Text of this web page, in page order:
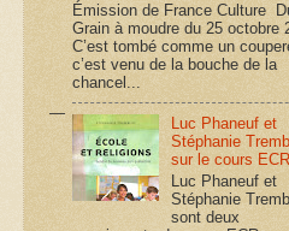
Émission de France Culture
Grain à moudre du 25 octobre
C’est tombé comme un
c’est venu de la bouche de la
chancel...
Luc Phaneuf et
Stéphanie
sur le cours ECR
Luc Phaneuf et
Stéphanie
sont deux